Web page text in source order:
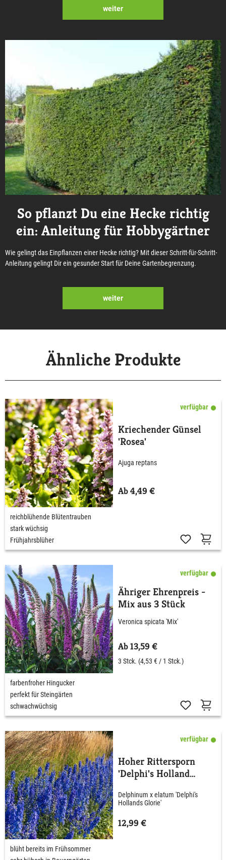
weiter
So pflanzt Du eine Hecke richtig
ein: Anleitung für Hobbygärtner
Wie gelingt das Einpflanzen einer Hecke richtig? Mit dieser Schritt-für-Schritt-
Anleitung gelingt Dir ein gesunder Start für Deine Gartenbegrenzung.
weiter
Ähnliche Produkte
verfügbar
Kriechender Günsel
'Rosea'
Ajuga reptans
Ab 4,49 €
reichblühende Blütentrauben
stark wüchsig
Frühjahrsblüher
verfügbar
Ähriger Ehrenpreis -
Mix aus 3 Stück
Veronica spicata 'Mix'
Ab 13,59 €
3 Stck. (4,53 € / 1 Stck.)
farbenfroher Hingucker
perfekt für Steingärten
schwachwüchsig
verfügbar
Hoher Rittersporn
'Delphi's Holland
Delphinum x elatum 'Delphi's
Hollands Glorie'
12,99 €
blüht bereits im Frühsommer